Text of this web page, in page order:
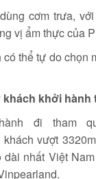
cơm trưa,
vị ẩm thực của
thể tự do chọn
khởi hành
đi tham
khách vượt
dài nhất Việt